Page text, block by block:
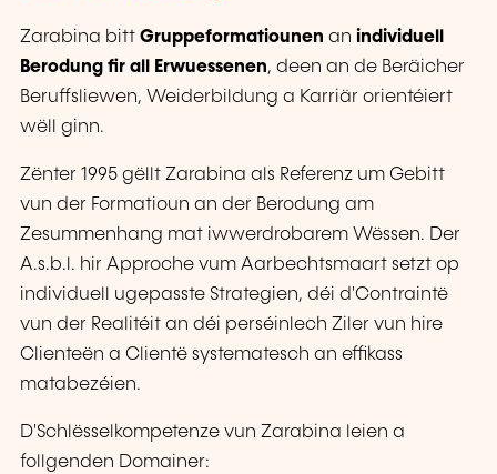
Zarabina bitt Gruppeformatiounen an individuell
Berodung fir all Erwuessenen, deen an de Beräicher
Beruffsliewen, Weiderbildung a Karriär orientéiert
wëll ginn.
Zënter 1995 gëllt Zarabina als Referenz um Gebitt
vun der Formatioun an der Berodung am
Zesummenhang mat iwwerdrobarem Wëssen. Der
A.s.b.l. hir Approche vum Aarbechtsmaart setzt op
individuell ugepasste Strategien, déi d'Contraintë
vun der Realitéit an déi perséinlech Ziler vun hire
Clienteën a Clientë systematesch an effikass
matabezéien.
D'Schlësselkompetenze vun Zarabina leien a
follgenden Domainer: